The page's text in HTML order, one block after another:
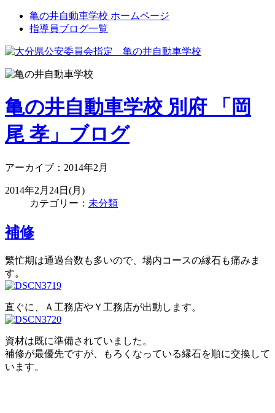
亀の井自動車学校 ホームページ
指導員ブログ一覧
亀の井自動車学校 別府 「岡
尾 孝」ブログ
アーカイブ：2014年2月
2014年2月24日(月)
カテゴリー： 未分類
補修
繁忙期は通過台数も多いので、場内コースの縁石も痛みま
す。
直ぐに、Ａ工務店やＹ工務店が出動します。
資材は既に準備されていました。
補修が最優先ですが、もろくなっている縁石を順に交換して
います。